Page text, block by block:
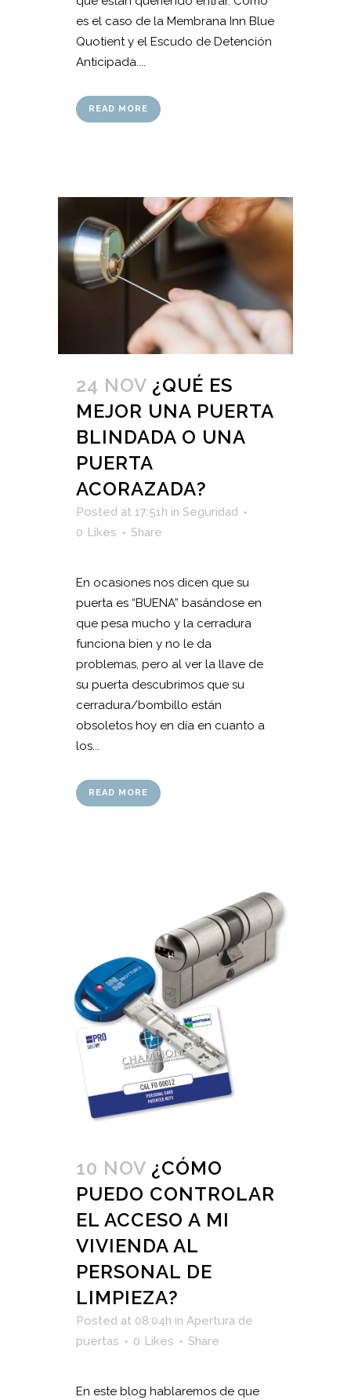
es el caso de la Membrana Inn Blue
Quotient y el Escudo de Detención
Anticipada....
READ MORE
24 NOV ¿QUÉ ES
MEJOR UNA PUERTA
BLINDADA O UNA
PUERTA
ACORAZADA?
Posted at 17:51h in Seguridad
0 Likes Share
En ocasiones nos dicen que su
puerta es “BUENA” basándose en
que pesa mucho y la cerradura
funciona bien y no le da
problemas, pero al ver la llave de
su puerta descubrimos que su
cerradura/bombillo están
obsoletos hoy en día en cuanto a
los...
READ MORE
10 NOV ¿CÓMO
PUEDO CONTROLAR
EL ACCESO A MI
VIVIENDA AL
PERSONAL DE
LIMPIEZA?
Posted at 08:04h in Apertura de
puertas
0 Likes Share
En este blog hablaremos de que